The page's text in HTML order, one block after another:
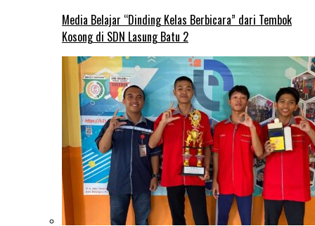
Media Belajar “Dinding Kelas Berbicara” dari Tembok
Kosong di SDN Lasung Batu 2